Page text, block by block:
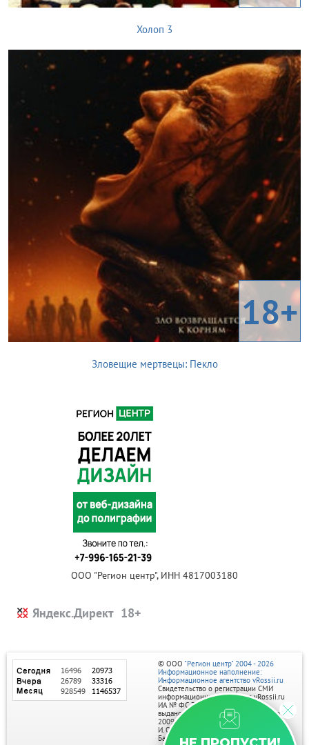
Холоп 3
18+
Зловещие мертвецы: Пекло
ООО "Регион центр", ИНН 4817003180
Яндекс.Директ
© ООО "Регион центр" 2004 - 2026
Информационное наполнение:
Информационное агентство vRossii.ru
Свидетельство о регистрации СМИ
информационного агентства vRossii.ru
ИА № ФС 77‑35502
выдано РОСКОМНАДЗОРом 04 марта
2009г.
И. О. Главного редактора Нарыков А. Н.
Баннеры на портале размещаются на